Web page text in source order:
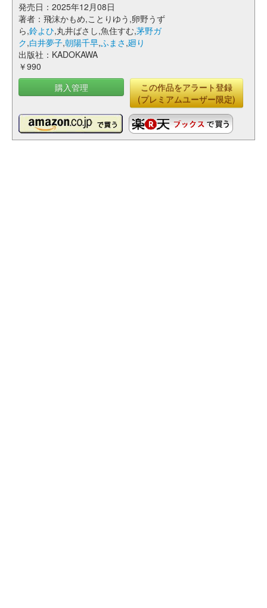
発売日：2025年12月08日
著者：飛沫かもめ,ことりゆう,卵野うず
ら,鈴よひ,丸井ばさし,魚住すむ,茅野ガ
ク,白井夢子,朝陽千早,ふまさ ,廻り
出版社：KADOKAWA
￥990
購入管理
この作品をアラート登録
(プレミアムユーザー限定)